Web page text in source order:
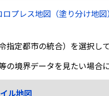
ロプレス地図（塗り分け地図）
定都市の統合）を選択し
境界データを見たい場合
ル地図